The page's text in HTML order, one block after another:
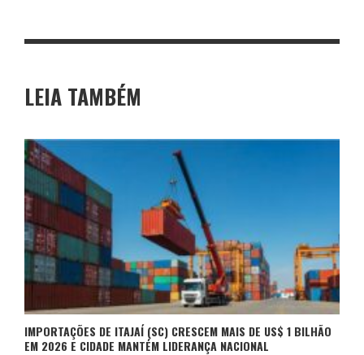
LEIA TAMBÉM
IMPORTAÇÕES DE ITAJAÍ (SC) CRESCEM MAIS DE US$ 1 BILHÃO
EM 2026 E CIDADE MANTÉM LIDERANÇA NACIONAL